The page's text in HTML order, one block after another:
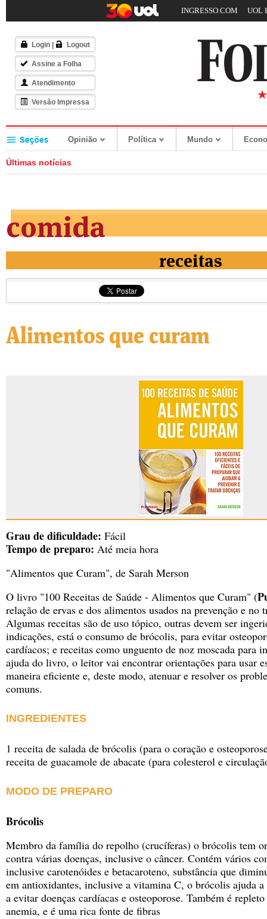
INGRESSO.COM UOL
Login Logout
Assine a Folha
Atendimento
Versão Impressa
Opinião Política Mundo
Últimas notícias
comida
receitas
Alimentos que curam
Grau de dificuldade: Fácil
Tempo de preparo: Até meia hora
"Alimentos que Curam", de Sarah Merson
O livro "100 Receitas de Saúde - Alimentos que Curam" (
relação de ervas e dos alimentos usados na prevenção e no
Algumas receitas são de uso tópico, outras devem ser
indicações, está o consumo de brócolis, para evitar
cardíacos; e receitas como unguento de noz moscada para
ajuda do livro, o leitor vai encontrar orientações para usar
maneira eficiente e, deste modo, atenuar e resolver os
comuns.
INGREDIENTES
1 receita de salada de brócolis (para o coração e
receita de guacamole de abacate (para colesterol e
MODO DE PREPARO
Brócolis
Membro da família do repolho (crucíferas) o brócolis tem
contra várias doenças, inclusive o câncer. Contém vários
inclusive carotenóides e betacaroteno, substância que
em antioxidantes, inclusive a vitamina C, o brócolis ajuda
a evitar doenças cardíacas e osteoporose. Também é
anemia, e é uma rica fonte de fibras